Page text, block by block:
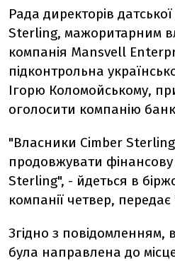
Рада директорів
Sterling, мажоритарним
компанія Mansvell
підконтрольна
Ігорю Коломойському,
оголосити компанію
"Власники Cimber
продовжувати фінансову
Sterling", - йдеться в
компанії четвер, передає
Згідно з повідомленням,
була направлена ​​до